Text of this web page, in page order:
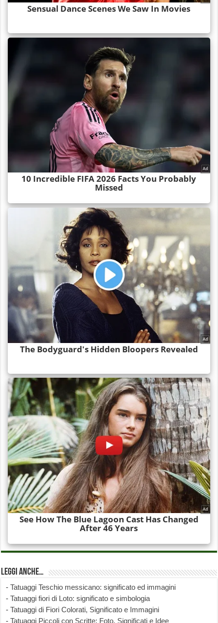
Leggi anche…
-Tatuaggi Teschio messicano: significato ed immagini
-Tatuaggi fiori di Loto: significato e simbologia
-Tatuaggi di Fiori Colorati, Significato e Immagini
-Tatuaggi Piccoli con Scritte: Foto, Significati e Idee